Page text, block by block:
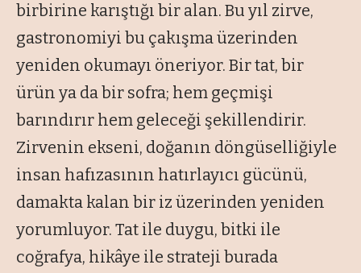
birbirine karıştığı bir alan. Bu yıl zirve,
gastronomiyi bu çakışma üzerinden
yeniden okumayı öneriyor. Bir tat, bir
ürün ya da bir sofra; hem geçmişi
barındırır hem geleceği şekillendirir.
Zirvenin ekseni, doğanın döngüselliğiyle
insan hafızasının hatırlayıcı gücünü,
damakta kalan bir iz üzerinden yeniden
yorumluyor. Tat ile duygu, bitki ile
coğrafya, hikâye ile strateji burada